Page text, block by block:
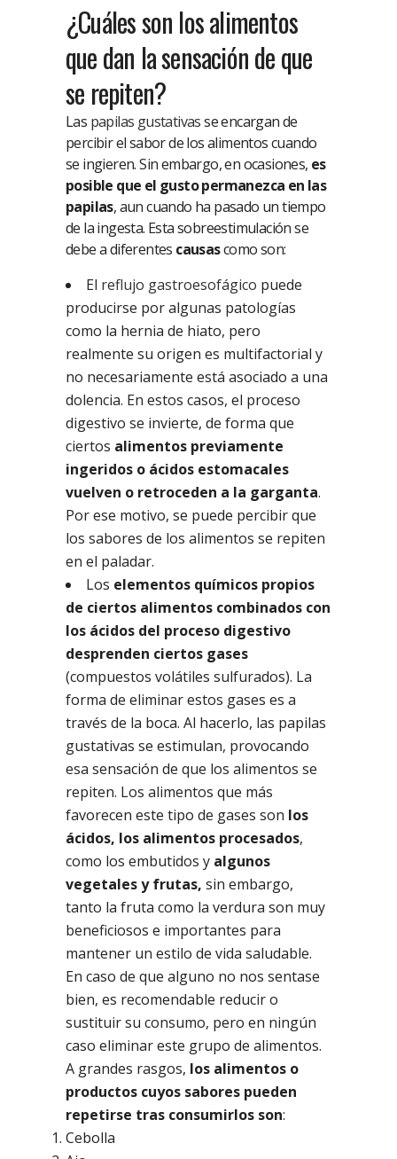
¿Cuáles son los alimentos
que dan la sensación de que
se repiten?
Las papilas gustativasse encargan de
percibir el sabor de los alimentos cuando
se ingieren. Sin embargo, en ocasiones, es
posible que el gusto permanezca en las
papilas, aun cuando ha pasado un tiempo
de la ingesta. Esta sobreestimulación se
debe a diferentes causascomo son:
El reflujo gastroesofágico puede
producirse por algunas patologías
como la hernia de hiato, pero
realmente su origen es multifactorial y
no necesariamente está asociado a una
dolencia. En estos casos, el proceso
digestivo se invierte, de forma que
ciertos alimentos previamente
ingeridos o ácidos estomacales
vuelven o retroceden a la garganta.
Por ese motivo, se puede percibir que
los sabores de los alimentos se repiten
en el paladar.
Los elementos químicos propios
de ciertos alimentos combinados con
los ácidos del proceso digestivo
desprenden ciertos gases
(compuestos volátiles sulfurados). La
forma de eliminar estos gases es a
través de la boca. Al hacerlo, las papilas
gustativas se estimulan, provocando
esa sensación de que los alimentos se
repiten. Los alimentos que más
favorecen este tipo de gases son los
ácidos, los alimentos procesados,
como los embutidos y algunos
vegetales y frutas, sin embargo,
tanto la fruta como la verdura son muy
beneficiosos e importantes para
mantener un estilo de vida saludable.
En caso de que alguno no nos sentase
bien, es recomendable reducir o
sustituir su consumo, pero en ningún
caso eliminar este grupo de alimentos.
A grandes rasgos, los alimentos o
productos cuyos sabores pueden
repetirse tras consumirlos son:
Cebolla